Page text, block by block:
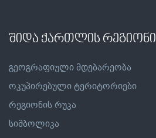
შიდა ქართლის რეგიონი
გეოგრაფიული მდებარეობა
ოკუპირებული ტერიტორიები
რეგიონის რუკა
სიმბოლიკა